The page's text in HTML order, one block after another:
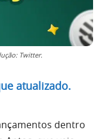
Twitter.
atualizado.
dentro